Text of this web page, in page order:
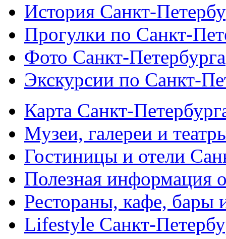
История Санкт-
Прогулки по Санкт-
Фото Санкт-Петербурга
Экскурсии по Санкт-
Карта Санкт-
Музеи, галереи и
Гостиницы и отели
Полезная информация
Рестораны, кафе, бары
Lifestyle Санкт-